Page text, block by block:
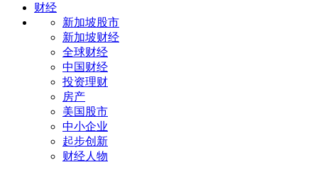
财经
新加坡股市
新加坡财经
全球财经
中国财经
投资理财
房产
美国股市
中小企业
起步创新
财经人物